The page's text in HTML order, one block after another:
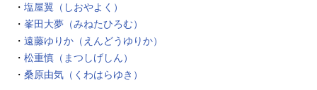
前川淳 吉田伸録音監督：三ツ矢雄
二音響監督：平光琢也アニメーショ
ン制作：スタジオぎゃろっぷ主題歌O
P1：「voice」CLOUDOP2：「Shuffl
e」奥井雅...
・ 塩屋翼（しおやよく）
・ 峯田大夢（みねたひろむ）
・ 遠藤ゆりか（えんどうゆりか）
・ 松重慎（まつしげしん）
・ 桑原由気（くわはらゆき）